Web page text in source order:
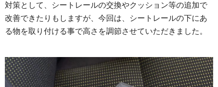
対策として、シートレールの交換やクッション等の追加で
改善できたりもしますが、今回は、シートレールの下にあ
る物を取り付ける事で高さを調節させていただきました。